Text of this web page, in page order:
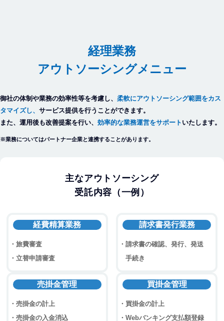
経理業務
アウトソーシングメニュー
御社の体制や業務の効率性等を考慮し、 柔軟にアウトソーシング範囲をカス
タマイズし、 サービス提供を行うことができます。
また、運用後も改善提案を行い、 効率的な業務運営をサポート いたします。
※業務についてはパートナー企業と連携することがあります。
主なアウトソーシング
受託内容（一例）
経費精算業務
旅費審査
立替申請審査
請求書発行業務
請求書の確認、発行、発送
手続き
売掛金管理
売掛金の計上
売掛金の入金消込
買掛金管理
買掛金の計上
Webバンキング支払額登録